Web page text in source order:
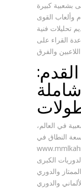
بشعبية كبيرة
وألعاب القوى
تحليلات فنية
القراء على
في العالم،
النطاق في
الكبرى
والدوري
والدوري